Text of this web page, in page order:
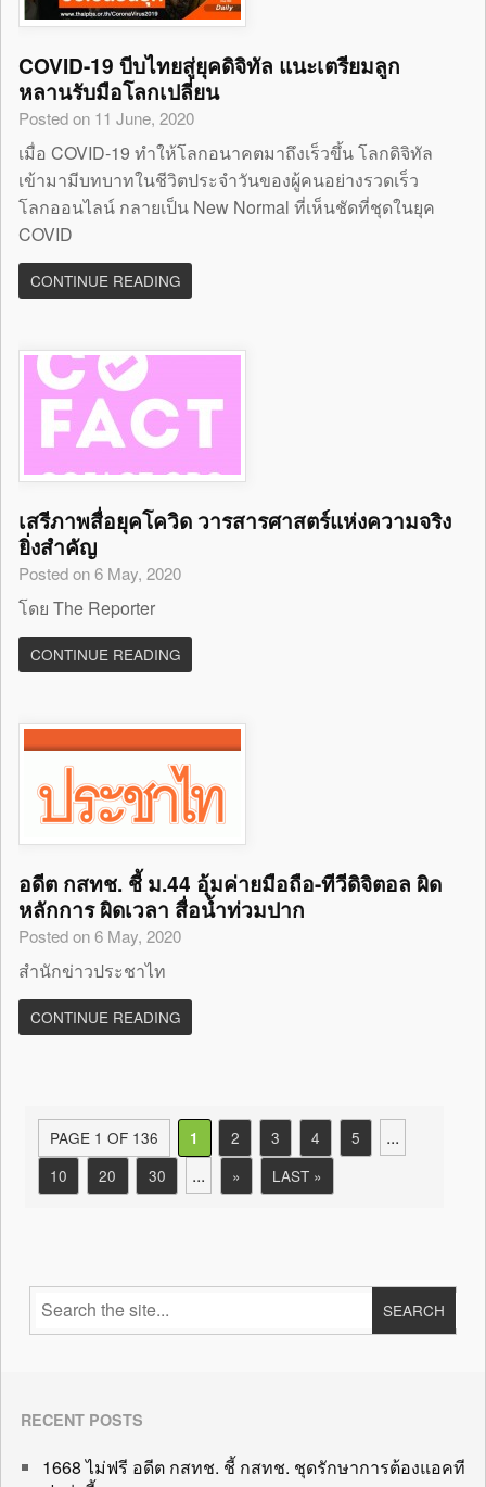
COVID-19 บีบไทยสู่ยุคดิจิทัล แนะเตรียมลูก
หลานรับมือโลกเปลี่ยน
Posted on 11 June, 2020
เมื่อ COVID-19 ทำให้โลกอนาคตมาถึงเร็วขึ้น โลกดิจิทัล
เข้ามามีบทบาทในชีวิตประจำวันของผู้คนอย่างรวดเร็ว
โลกออนไลน์ กลายเป็น New Normal ที่เห็นชัดที่ชุดในยุค
COVID
CONTINUE READING
เสรีภาพสื่อยุคโควิด วารสารศาสตร์แห่งความจริง
ยิ่งสำคัญ
Posted on 6 May, 2020
โดย The Reporter
CONTINUE READING
อดีต กสทช. ชี้ ม.44 อุ้มค่ายมือถือ-ทีวีดิจิตอล ผิด
หลักการ ผิดเวลา สื่อน้ำท่วมปาก
Posted on 6 May, 2020
สำนักข่าวประชาไท
CONTINUE READING
PAGE 1 OF 136 1 2 3 4 5 ...
10 20 30 ... » LAST »
RECENT POSTS
1668 ไม่ฟรี อดีต กสทช. ชี้ กสทช. ชุดรักษาการต้องแอคที